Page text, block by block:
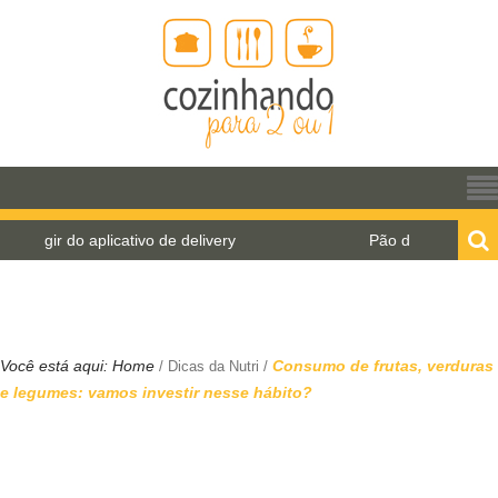
aplicativo de delivery Pão de água para o World
Você está aqui: Home / Dicas da Nutri / Consumo de frutas, verduras
e legumes: vamos investir nesse hábito?